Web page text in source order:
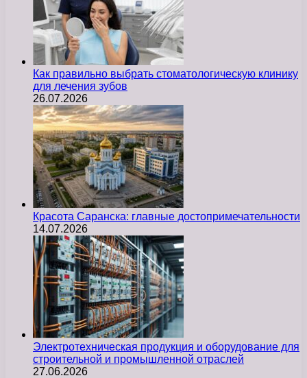
Как правильно выбрать стоматологическую клинику
для лечения зубов
26.07.2026
Красота Саранска: главные достопримечательности
14.07.2026
Электротехническая продукция и оборудование для
строительной и промышленной отраслей
27.06.2026